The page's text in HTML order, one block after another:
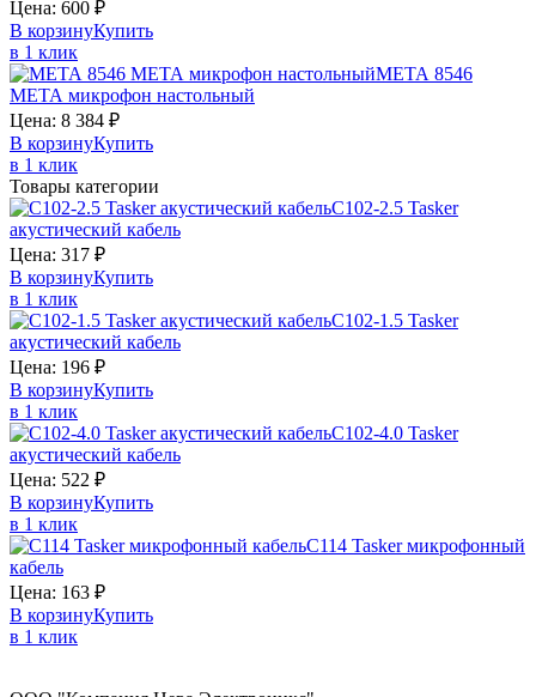
Цена: 600 ₽
В корзинуКупить
в 1 клик
МЕТА 8546
МЕТА микрофон настольный
Цена: 8 384 ₽
В корзинуКупить
в 1 клик
Товары категории
C102-2.5 Tasker
акустический кабель
Цена: 317 ₽
В корзинуКупить
в 1 клик
C102-1.5 Tasker
акустический кабель
Цена: 196 ₽
В корзинуКупить
в 1 клик
C102-4.0 Tasker
акустический кабель
Цена: 522 ₽
В корзинуКупить
в 1 клик
С114 Taskerмикрофонный
кабель
Цена: 163 ₽
В корзинуКупить
в 1 клик